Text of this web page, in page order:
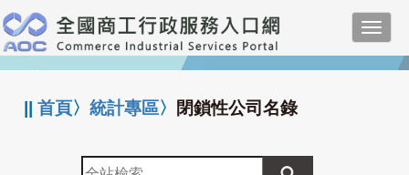
跳
到
主
要
:::
||首頁〉統計專區〉 閉鎖性公司名錄
全